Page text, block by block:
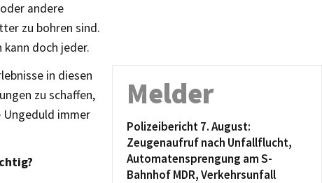
andere
zu bohren sind.
doch jeder.
in diesen
zu schaffen,
Ungeduld immer
Melder
Polizeibericht 7. August:
Zeugenaufruf nach Unfallflucht,
Automatensprengung am S-
Bahnhof MDR, Verkehrsunfall